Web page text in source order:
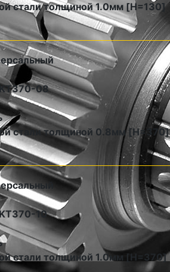
стали толщиной 1.0мм [H=130]
08
стали толщиной 0.8мм [H=370]
10
стали толщиной 1.0мм [H=370]